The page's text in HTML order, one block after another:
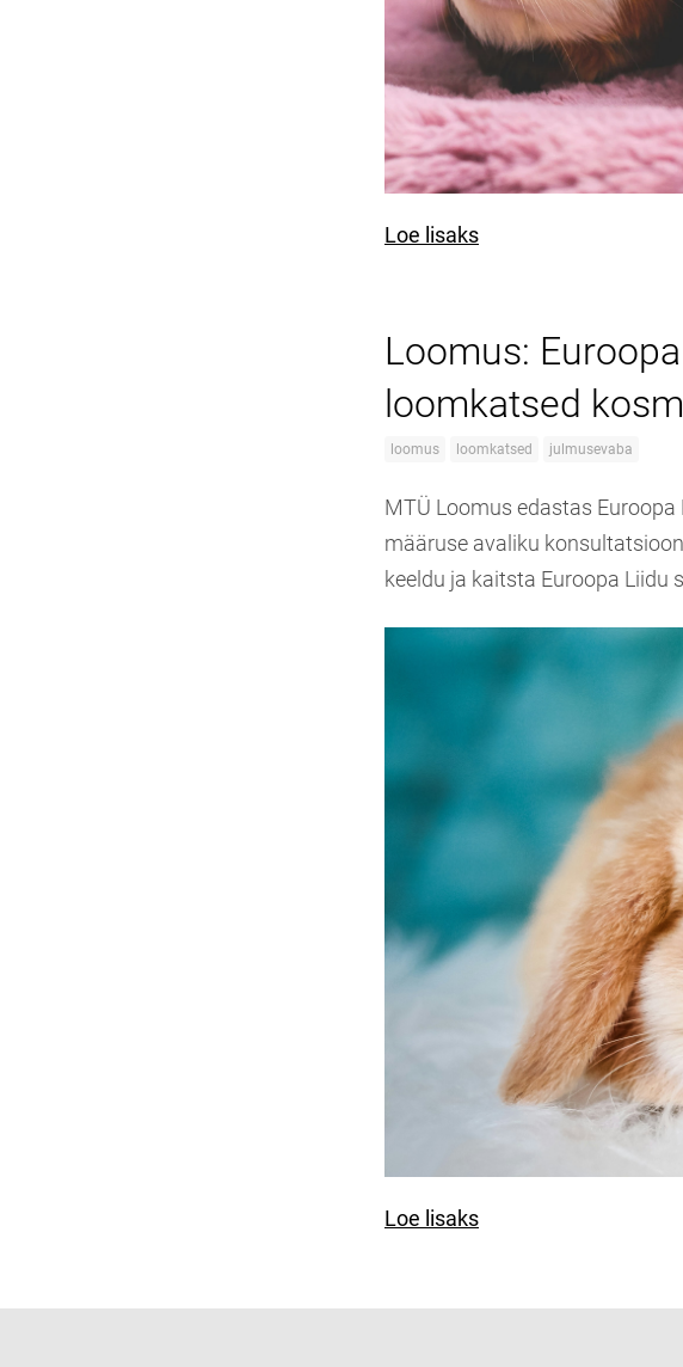
Loe lisaks
Loomus:
loomkatsed
loomus loomkatsed julmusevaba
MTÜ Loomus edastas
määruse avaliku
keeldu ja kaitsta Euroopa Liidu
Loe lisaks